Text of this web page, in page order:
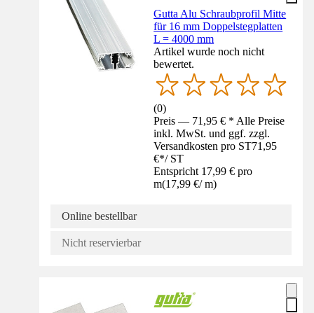
Gutta Alu Schraubprofil Mitte
für 16 mm Doppelstegplatten
L = 4000 mm
Artikel wurde noch nicht
bewertet.
(0)
Preis — 71,95 € * Alle Preise
inkl. MwSt. und ggf. zzgl.
Versandkosten pro ST71,95
€*/ ST
Entspricht 17,99 € pro
m(17,99 €/ m)
Online bestellbar
Nicht reservierbar